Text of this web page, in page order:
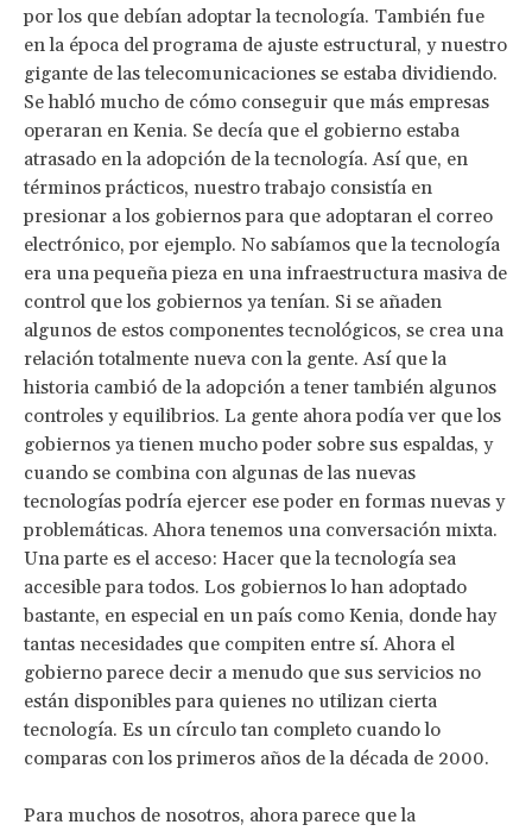
por los que debían adoptar la tecnología. También fue
en la época del programa de ajuste estructural, y nuestro
gigante de las telecomunicaciones se estaba dividiendo.
Se habló mucho de cómo conseguir que más empresas
operaran en Kenia. Se decía que el gobierno estaba
atrasado en la adopción de la tecnología. Así que, en
términos prácticos, nuestro trabajo consistía en
presionar a los gobiernos para que adoptaran el correo
electrónico, por ejemplo. No sabíamos que la tecnología
era una pequeña pieza en una infraestructura masiva de
control que los gobiernos ya tenían. Si se añaden
algunos de estos componentes tecnológicos, se crea una
relación totalmente nueva con la gente. Así que la
historia cambió de la adopción a tener también algunos
controles y equilibrios. La gente ahora podía ver que los
gobiernos ya tienen mucho poder sobre sus espaldas, y
cuando se combina con algunas de las nuevas
tecnologías podría ejercer ese poder en formas nuevas y
problemáticas. Ahora tenemos una conversación mixta.
Una parte es el acceso: Hacer que la tecnología sea
accesible para todos. Los gobiernos lo han adoptado
bastante, en especial en un país como Kenia, donde hay
tantas necesidades que compiten entre sí. Ahora el
gobierno parece decir a menudo que sus servicios no
están disponibles para quienes no utilizan cierta
tecnología. Es un círculo tan completo cuando lo
comparas con los primeros años de la década de 2000.
Para muchos de nosotros, ahora parece que la